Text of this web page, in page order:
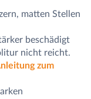
matten Stellen
beschädigt
nicht reicht.
zum